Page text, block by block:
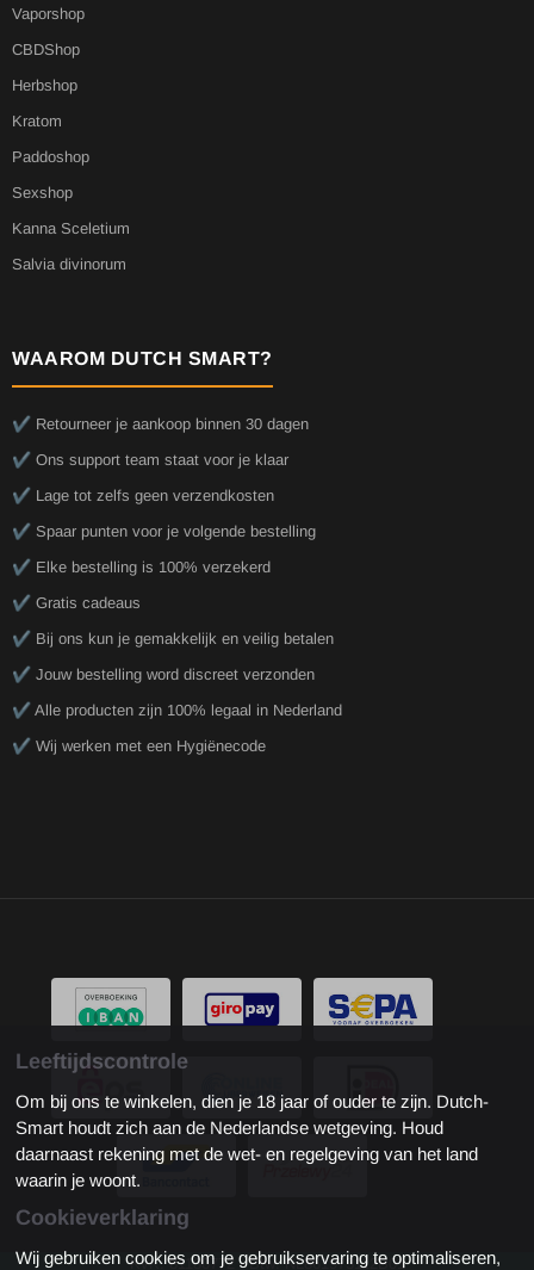
Vaporshop
CBDShop
Herbshop
Kratom
Paddoshop
Sexshop
Kanna Sceletium
Salvia divinorum
WAAROM DUTCH SMART?
✔️ Retourneer je aankoop binnen 30 dagen
✔️ Ons support team staat voor je klaar
✔️ Lage tot zelfs geen verzendkosten
✔️ Spaar punten voor je volgende bestelling
✔️ Elke bestelling is 100% verzekerd
✔️ Gratis cadeaus
✔️ Bij ons kun je gemakkelijk en veilig betalen
✔️ Jouw bestelling word discreet verzonden
✔️ Alle producten zijn 100% legaal in Nederland
✔️ Wij werken met een Hygiënecode
KvK: 81180772 - Btw: NL861973112B01
Leeftijdscontrole
Om bij ons te winkelen, dien je 18 jaar of ouder te zijn. Dutch-
Smart houdt zich aan de Nederlandse wetgeving. Houd
daarnaast rekening met de wet- en regelgeving van het land
waarin je woont.
Cookieverklaring
Wij gebruiken cookies om je gebruikservaring te optimaliseren,